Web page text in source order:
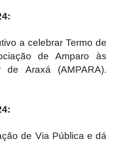
a celebrar Termo de
de Amparo às
de Araxá (AMPARA).
de Via Pública e dá